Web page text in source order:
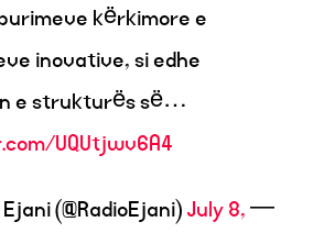
kërkimore e
inovative, si edhe
e strukturës së…
UQUtjwv6A4
— Radio Ejani (@RadioEjani)
July 8,